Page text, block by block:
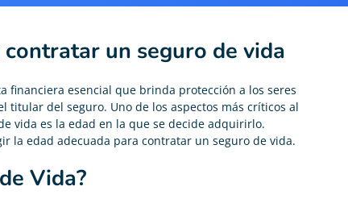
un seguro de vida
financiera esencial que brinda protección a los seres
titular del seguro. Uno de los aspectos más críticos al
vida es la edad en la que se decide adquirirlo.
la edad adecuada para contratar un seguro de vida.
Vida?